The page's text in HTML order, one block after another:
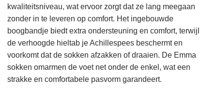
kwaliteitsniveau, wat ervoor zorgt dat ze lang meegaan
zonder in te leveren op comfort. Het ingebouwde
boogbandje biedt extra ondersteuning en comfort, terwijl
de verhoogde hieltab je Achillespees beschermt en
voorkomt dat de sokken afzakken of draaien. De Emma
sokken omarmen de voet net onder de enkel, wat een
strakke en comfortabele pasvorm garandeert.